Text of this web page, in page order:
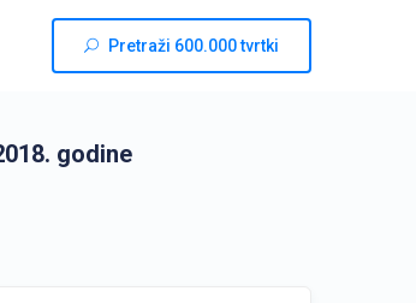
Pretraži 600.000 tvrtki
godine